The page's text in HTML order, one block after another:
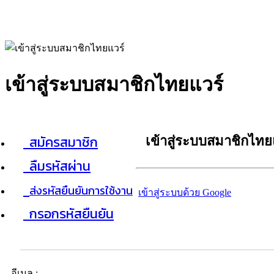
เข้าสู่ระบบสมาชิกไทยแวร์
สมัครสมาชิก
ลืมรหัสผ่าน
ส่งรหัสยืนยันการใช้งาน
กรอกรหัสยืนยัน
เข้าสู่ระบบสมาชิกไท
เข้าสู่ระบบด้วย Google